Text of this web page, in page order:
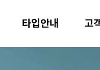
타입안내 고